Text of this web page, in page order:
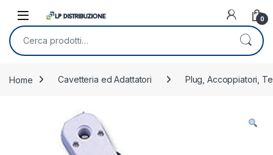
0
Cerca:
Home Cavetteria ed Adattatori Plug, Accoppiatori,